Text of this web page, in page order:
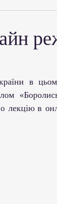
освіти
та
лекцію в